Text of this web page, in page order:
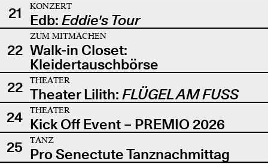
21
KONZERT
Edb: Eddie's Tour
22
ZUM MITMACHEN
Walk-in Closet:
Kleidertauschbörse
22
THEATER
Theater Lilith: FLÜGEL AM FUSS
24
THEATER
Kick Off Event – PREMIO 2026
25
TANZ
Pro Senectute Tanznachmittag